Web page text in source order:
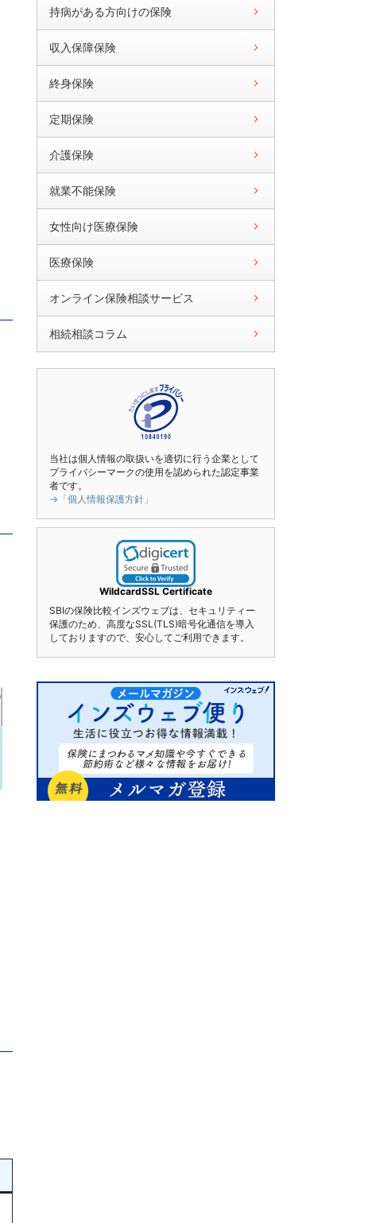
持病がある方向けの保険
収入保障保険
終身保険
定期保険
介護保険
就業不能保険
女性向け医療保険
医療保険
オンライン保険相談サービス
相続相談コラム
当社は個人情報の取扱いを適切に行う企業として
プライバシーマークの使用を認められた認定事業
者です。
→「個人情報保護方針」
WildcardSSL Certificate
SBIの保険比較インズウェブは、セキュリティー
保護のため、高度なSSL(TLS)暗号化通信を導入
しておりますので、安心してご利用できます。